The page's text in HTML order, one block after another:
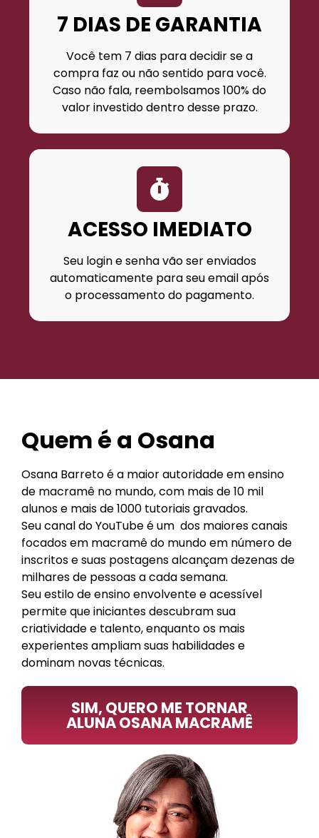
7 DIAS DE GARANTIA
Você tem 7 dias para decidir se a
compra faz ou não sentido para você.
Caso não fala, reembolsamos 100% do
valor investido dentro desse prazo.
ACESSO IMEDIATO
Seu login e senha vão ser enviados
automaticamente para seu email após
o processamento do pagamento.
Quem é a Osana
Osana Barreto é a maior autoridade em ensino
de macramê no mundo, com mais de 10 mil
alunos e mais de 1000 tutoriais gravados.
Seu canal do YouTube é um dos maiores canais
focados em macramê do mundo em número de
inscritos e suas postagens alcançam dezenas de
milhares de pessoas a cada semana.
Seu estilo de ensino envolvente e acessível
permite que iniciantes descubram sua
criatividade e talento, enquanto os mais
experientes ampliam suas habilidades e
dominam novas técnicas.
SIM, QUERO ME TORNAR
ALUNA OSANA MACRAMÊ